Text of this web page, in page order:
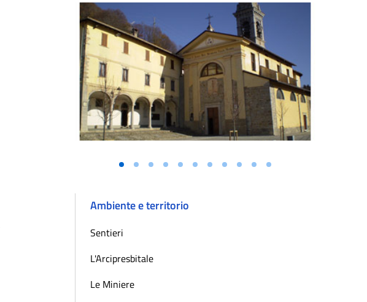
Ambiente e territorio
Sentieri
L'Arcipresbitale
Le Miniere